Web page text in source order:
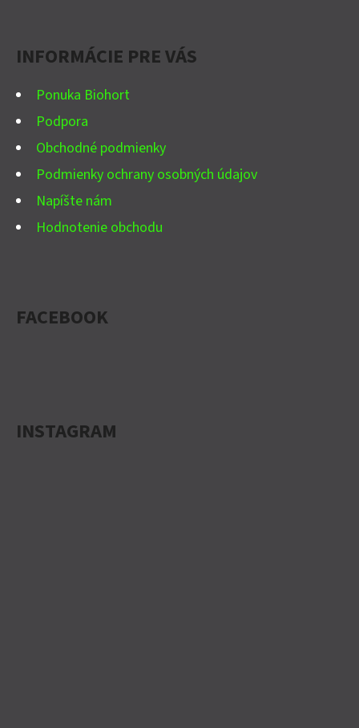
INFORMÁCIE PRE VÁS
Ponuka Biohort
Podpora
Obchodné podmienky
Podmienky ochrany osobných údajov
Napíšte nám
Hodnotenie obchodu
FACEBOOK
INSTAGRAM